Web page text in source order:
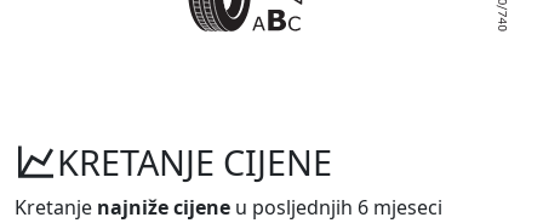
KRETANJE CIJENE
Kretanje najniže cijene u posljednjih 6 mjeseci